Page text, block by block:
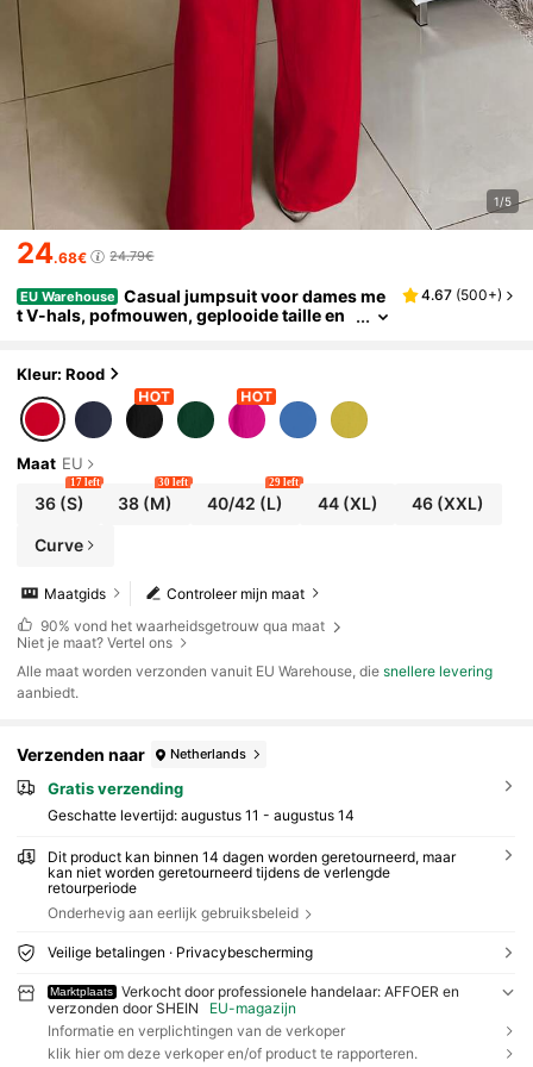
1/5
24.68€ 24.79€
EU Warehouse Casual jumpsuit voor dames me
t V-hals, pofmouwen, geplooide taille en
4.67 (500+)
Kleur: Rood
Maat EU
36(S)
17 left
38 (M)
30 left
40/42 (L)
29 left
44(XL) 46 (XXL)
Curve
Controleer mijn maat
Maatgids
90% vond het waarheidsgetrouw qua maat
Niet je maat? Vertel ons
Alle maat worden verzonden vanuit EU Warehouse, diesnellere levering
aanbiedt.
Verzenden naar Netherlands
Gratis verzending
Geschatte levertijd: augustus 11 - augustus 14
Dit product kan binnen 14 dagen worden geretourneerd, maar
kan niet worden geretourneerd tijdens de verlengde
retourperiode
Onderhevig aan eerlijk gebruiksbeleid
Veilige betalingen · Privacybescherming
Marktplaats
Verkocht door professionele handelaar: AFFOER en
verzonden door SHEIN
EU-magazijn
Informatie en verplichtingen van de verkoper
klik hier om deze verkoper en/of product te rapporteren.